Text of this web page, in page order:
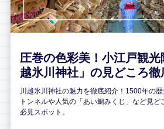
圧巻の色彩美！小江戸観光
越氷川神社」の見どころ徹
川越氷川神社の魅力を徹底紹介！1500年の
トンネルや人気の「あい鯛みくじ」など見
必見スポット。